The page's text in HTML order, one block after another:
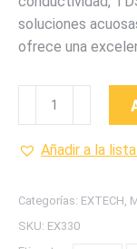
soluciones
ofrece una
EX330
DIGITAL
DE
TENSIÓN
Añadir a la
Categorías: EXTECH,
SKU: EX330